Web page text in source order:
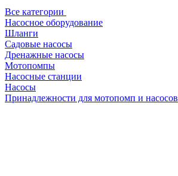
Все категории
Насосное оборудование
Шланги
Садовые насосы
Дренажные насосы
Мотопомпы
Насосные станции
Насосы
Принадлежности для мотопомп и насосов